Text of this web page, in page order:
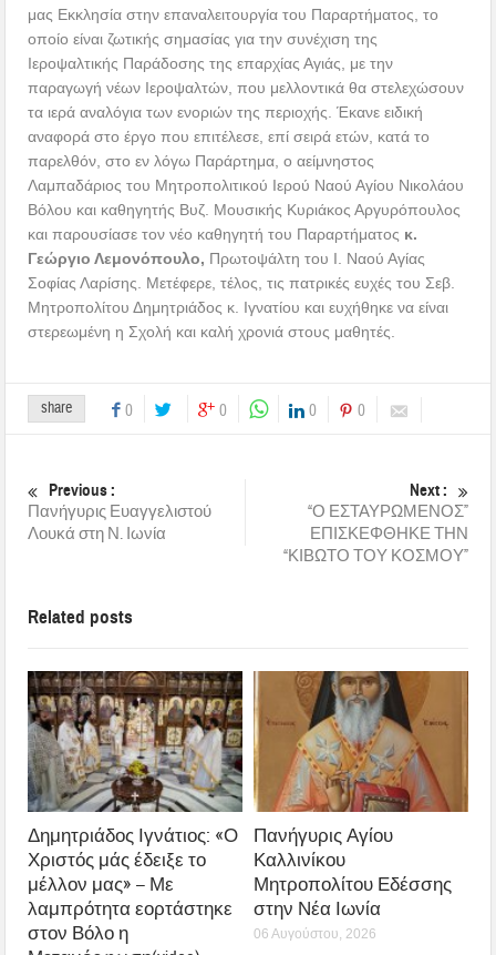
μας Εκκλησία στην επαναλειτουργία του Παραρτήματος, το
οποίο είναι ζωτικής σημασίας για την συνέχιση της
Ιεροψαλτικής Παράδοσης της επαρχίας Αγιάς, με την
παραγωγή νέων Ιεροψαλτών, που μελλοντικά θα στελεχώσουν
τα ιερά αναλόγια των ενοριών της περιοχής. Έκανε ειδική
αναφορά στο έργο που επιτέλεσε, επί σειρά ετών, κατά το
παρελθόν, στο εν λόγω Παράρτημα, ο αείμνηστος
Λαμπαδάριος του Μητροπολιτικού Ιερού Ναού Αγίου Νικολάου
Βόλου και καθηγητής Βυζ. Μουσικής Κυριάκος Αργυρόπουλος
και παρουσίασε τον νέο καθηγητή του Παραρτήματος κ.
Γεώργιο Λεμονόπουλο, Πρωτοψάλτη του Ι. Ναού Αγίας
Σοφίας Λαρίσης. Μετέφερε, τέλος, τις πατρικές ευχές του Σεβ.
Μητροπολίτου Δημητριάδος κ. Ιγνατίου και ευχήθηκε να είναι
στερεωμένη η Σχολή και καλή χρονιά στους μαθητές.
share 0 0 0 0
Previous :
Πανήγυρις Ευαγγελιστού
Λουκά στη Ν. Ιωνία
Next :
“Ο ΕΣΤΑΥΡΩΜΕΝΟΣ”
ΕΠΙΣΚΕΦΘΗΚΕ ΤΗΝ
“ΚΙΒΩΤΟ ΤΟΥ ΚΟΣΜΟΥ”
Related posts
Δημητριάδος Ιγνάτιος: «Ο
Χριστός μάς έδειξε το
μέλλον μας» – Με
λαμπρότητα εορτάστηκε
στον Βόλο η
Πανήγυρις Αγίου
Καλλινίκου
Μητροπολίτου Εδέσσης
στην Νέα Ιωνία
06 Αυγούστου, 2026